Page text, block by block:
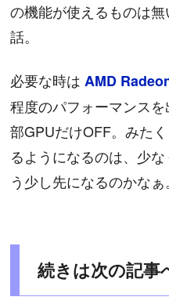
の機能が使えるものは
話。
必要な時はAMD
程度のパフォーマンス
部GPUだけOFF。みた
るようになるのは、少
う少し先になるのかなぁ
続きは次の記事